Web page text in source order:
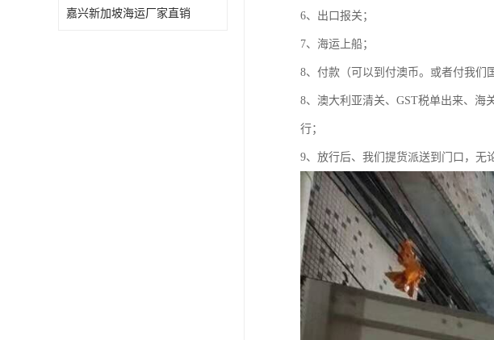
嘉兴新加坡海运厂家直销 6、出口报关；
7、海运上船；
8、付款（可以到付澳币。或者付我们
8、澳大利亚清关、GST税单出来、海
行；
9、放行后、我们提货派送到门口，无